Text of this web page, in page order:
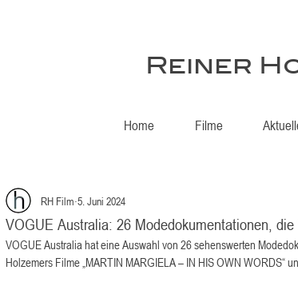
Reiner
Home Filme
VOGUE Australia: 26 Modedokumentationen,
RH Film 5. Juni 2024
VOGUE Australia hat eine Auswahl von 26 sehenswerten
Holzemers Filme „MARTIN MARGIELA – IN HIS OWN WORDS“